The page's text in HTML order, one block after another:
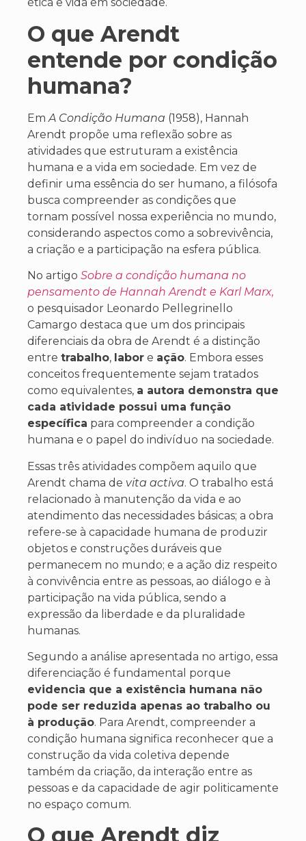
ética e vida em sociedade.
O que Arendt
entende por condição
humana?
Em A Condição Humana (1958), Hannah
Arendt propõe uma reflexão sobre as
atividades que estruturam a existência
humana e a vida em sociedade. Em vez de
definir uma essência do ser humano, a filósofa
busca compreender as condições que
tornam possível nossa experiência no mundo,
considerando aspectos como a sobrevivência,
a criação e a participação na esfera pública.
No artigo Sobre a condição humana no
pensamento de Hannah Arendt e Karl Marx,
o pesquisador Leonardo Pellegrinello
Camargo destaca que um dos principais
diferenciais da obra de Arendt é a distinção
entre trabalho, labor e ação. Embora esses
conceitos frequentemente sejam tratados
como equivalentes, a autora demonstra que
cada atividade possui uma função
específica para compreender a condição
humana e o papel do indivíduo na sociedade.
Essas três atividades compõem aquilo que
Arendt chama de vita activa. O trabalho está
relacionado à manutenção da vida e ao
atendimento das necessidades básicas; a obra
refere-se à capacidade humana de produzir
objetos e construções duráveis que
permanecem no mundo; e a ação diz respeito
à convivência entre as pessoas, ao diálogo e à
participação na vida pública, sendo a
expressão da liberdade e da pluralidade
humanas.
Segundo a análise apresentada no artigo, essa
diferenciação é fundamental porque
evidencia que a existência humana não
pode ser reduzida apenas ao trabalho ou
à produção. Para Arendt, compreender a
condição humana significa reconhecer que a
construção da vida coletiva depende
também da criação, da interação entre as
pessoas e da capacidade de agir politicamente
no espaço comum.
O que Arendt diz